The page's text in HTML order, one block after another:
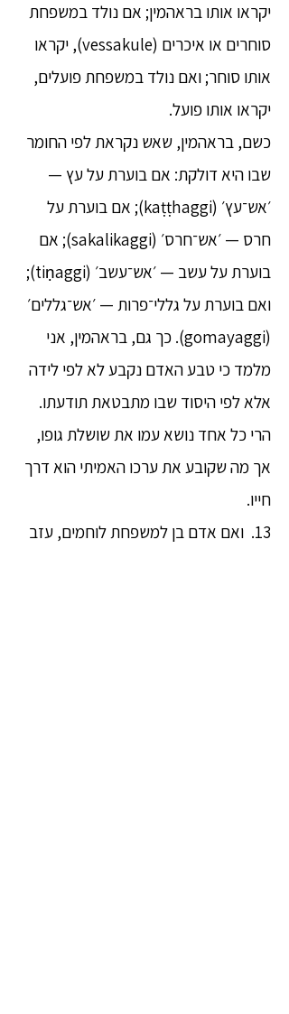
יקראו אותו בראהמין; אם נולד במשפחת
סוחרים או איכרים (vessakule), יקראו
אותו סוחר; ואם נולד במשפחת פועלים,
יקראו אותו פועל.
כשם, בראהמין, שאש נקראת לפי החומר
שבו היא דולקת: אם בוערת על עץ —
׳אש־עץ׳ (kaṭṭhaggi); אם בוערת על
חרס — ׳אש־חרס׳ (sakalikaggi); אם
בוערת על עשב — ׳אש־עשב׳ (tiṇaggi);
ואם בוערת על גללי־פרות — ׳אש־גללים׳
(gomayaggi). כך גם, בראהמין, אני
מלמד כי טבע האדם נקבע לא לפי לידה
אלא לפי היסוד שבו מתבטאת תודעתו.
הרי כל אחד נושא עמו את שושלת גופו,
אך מה שקובע את ערכו האמיתי הוא דרך
חייו.
13. ואם אדם בן למשפחת לוחמים, עזב